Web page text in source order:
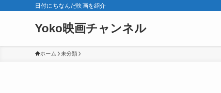
日付にちなんだ映画を紹介
Yoko映画チャンネル
ホーム 未分類